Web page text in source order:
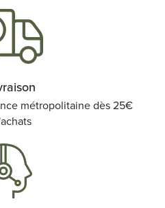
métropolitaine dès 25€